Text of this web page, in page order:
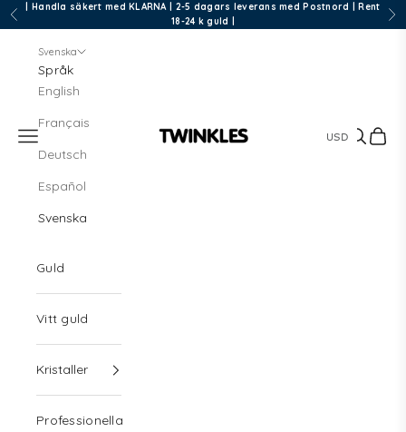
Hoppa till innehållet
Föregående
| Handla säkert med KLARNA | 2-5 dagars leverans med Postnord | Rent
18-24 k guld |
Twinkles Dental Jewelry
Meny
Svenska
Språk
English
Français
Deutsch
Español
Svenska
Sök
Guld
Vitt guld
Kristaller
Professionella